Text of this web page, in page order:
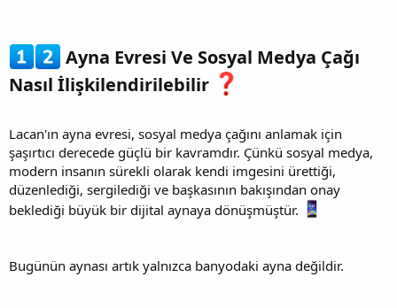
Ayna Evresi Ve Sosyal Medya Çağı
Nasıl İlişkilendirilebilir
Lacan'ın ayna evresi, sosyal medya çağını anlamak için
şaşırtıcı derecede güçlü bir kavramdır. Çünkü sosyal medya,
modern insanın sürekli olarak kendi imgesini ürettiği,
düzenlediği, sergilediği ve başkasının bakışından onay
beklediği büyük bir dijital aynaya dönüşmüştür.
Bugünün aynası artık yalnızca banyodaki ayna değildir.